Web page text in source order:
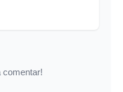
comentar!